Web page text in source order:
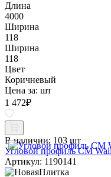
Длина
4000
Ширина
118
Ширина
118
Цвет
Коричневый
Цена за: шт
1 472₽
В наличии: 103 шт
Угловой профиль CM
Артикул: 1190141